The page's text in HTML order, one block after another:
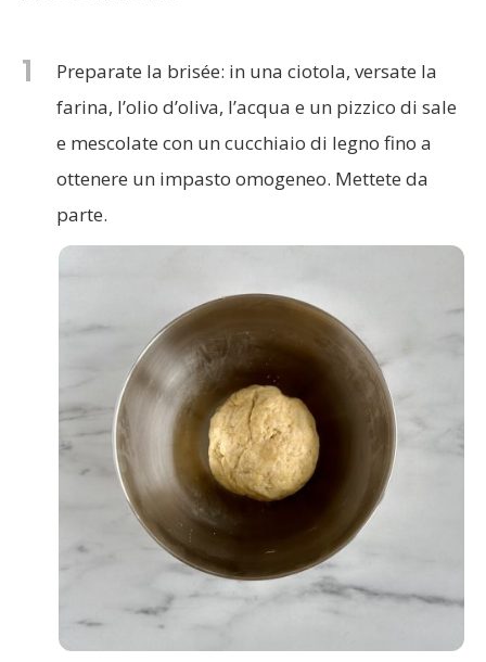
1
Preparate la brisée: in una ciotola, versate la
farina, l’olio d’oliva, l’acqua e un pizzico di sale
e mescolate con un cucchiaio di legno fino a
ottenere un impasto omogeneo. Mettete da
parte.